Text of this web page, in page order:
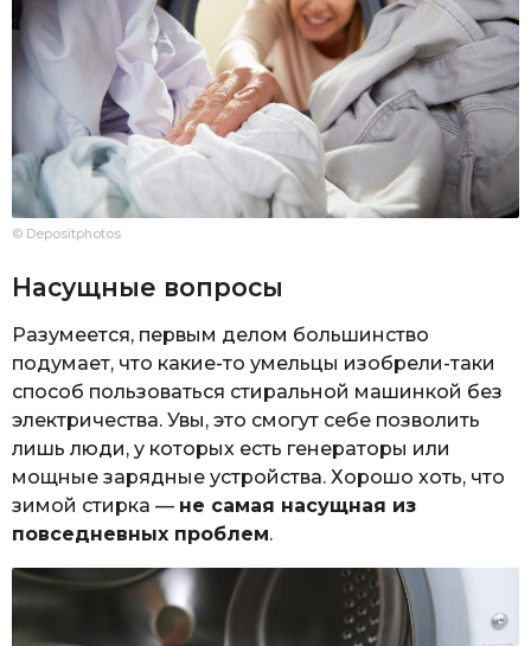
© Depositphotos
Насущные вопросы
Разумеется, первым делом большинство
подумает, что какие-то умельцы изобрели-таки
способ пользоваться стиральной машинкой без
электричества. Увы, это смогут себе позволить
лишь люди, у которых есть генераторы или
мощные зарядные устройства. Хорошо хоть, что
зимой стирка — не самая насущная из
повседневных проблем.